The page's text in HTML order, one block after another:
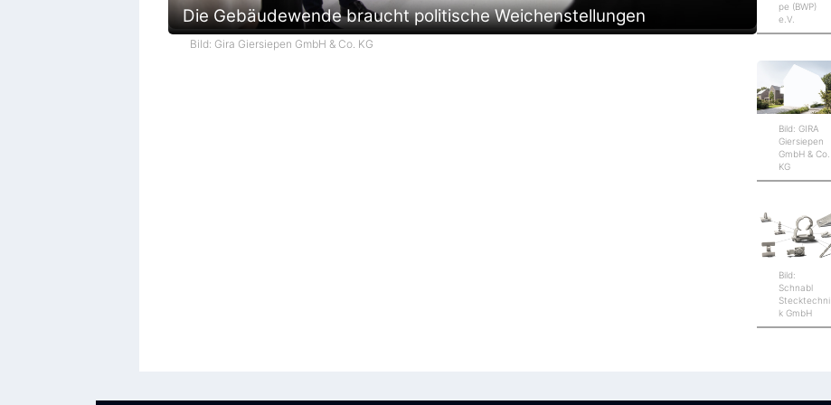
Die Gebäudewende braucht politische Weichenstellungen
Bild: Gira Giersiepen GmbH & Co. KG
pe (BWP)
e.V.
Bild: GIRA
Giersiepen
GmbH & Co.
KG
Bild:
Schnabl
Stecktechni
k GmbH